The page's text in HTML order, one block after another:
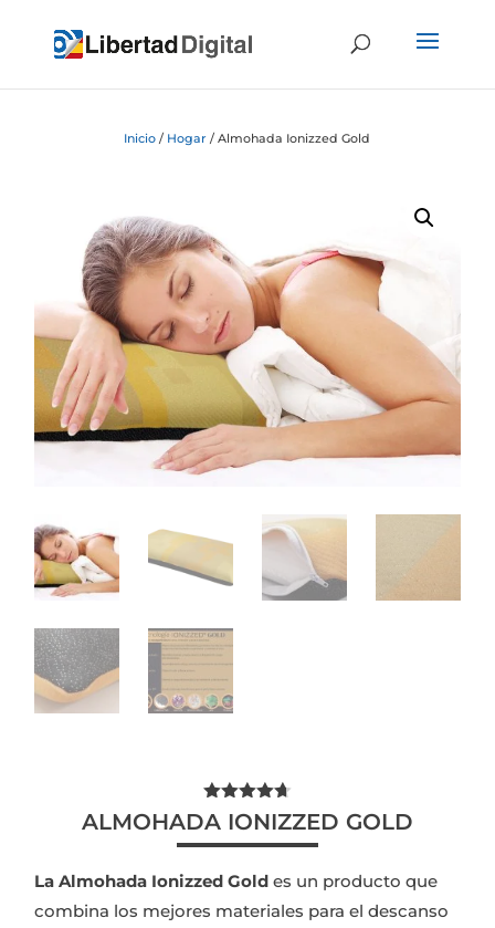
Inicio / Hogar / Almohada Ionizzed Gold
Valorado
con4.68
de 5 en
valoracione
clientes
ALMOHADA IONIZZED GOLD
La Almohada Ionizzed Gold es un producto que
combina los mejores materiales para el descanso